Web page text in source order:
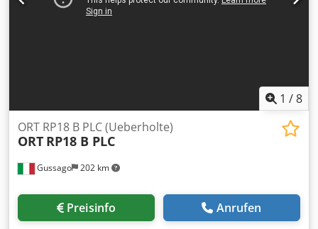
1 /8
Gussago 202 km
ORT RP18 B PLC (Ueberholte)
ORT RP18 B PLC
Preisinfo Anrufen